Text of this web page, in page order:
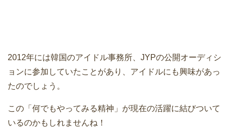
2012年には韓国のアイドル事務所、JYPの公開オーディシ
ョンに参加していたことがあり、アイドルにも興味があっ
たのでしょう。
この「何でもやってみる精神」が現在の活躍に結びついて
いるのかもしれませんね！